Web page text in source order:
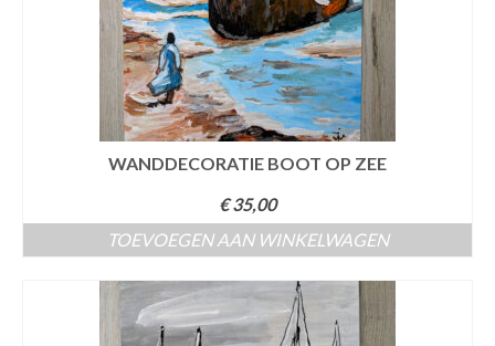
WANDDECORATIE BOOT OP ZEE
€35,00
TOEVOEGEN AAN WINKELWAGEN